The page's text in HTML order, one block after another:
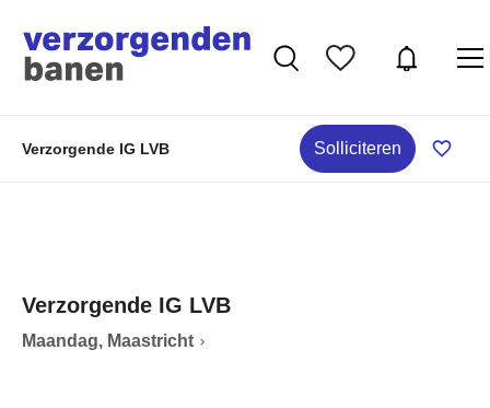
Verzorgende IG LVB Solliciteren
Verzorgende IG LVB
Maandag, Maastricht